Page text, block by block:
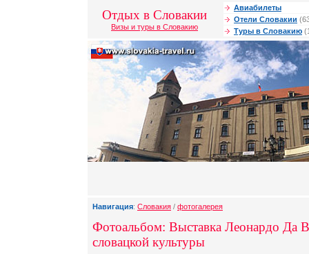
Отдых в Словакии
Визы и туры в Словакию
Авиабилеты
Отели Словакии
Туры в Словакию
Навигация: Словакия / фотогалерея
Фотоальбом: Выставка Леонардо Да
словацкой культуры